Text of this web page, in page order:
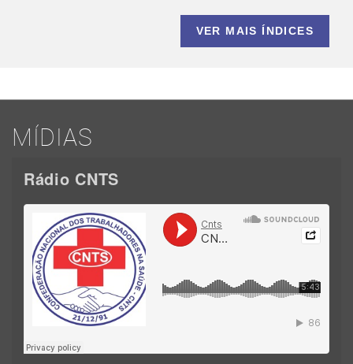
VER MAIS ÍNDICES
MÍDIAS
Rádio CNTS